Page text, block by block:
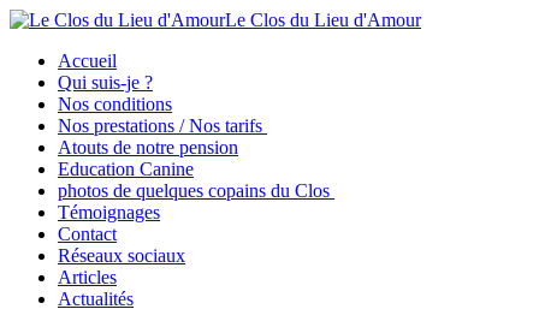
Le Clos du Lieu d'Amour
Accueil
Qui suis-je ?
Nos conditions
Nos prestations / Nos tarifs
Atouts de notre pension
Education Canine
photos de quelques copains du Clos
Témoignages
Contact
Réseaux sociaux
Articles
Actualités